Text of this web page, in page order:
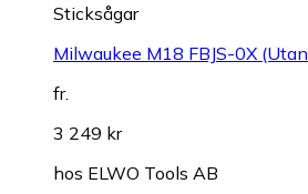
Sticksågar
Milwaukee M18 FBJS-0X
fr.
3 249 kr
hos ELWO Tools AB